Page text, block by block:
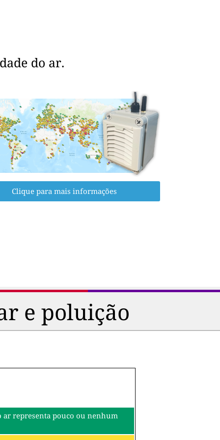
do ar.
Clique para mais informações
e poluição
ar representa pouco ou nenhum